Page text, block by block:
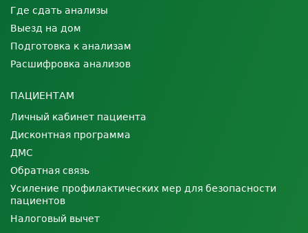
Где сдать анализы
Выезд на дом
Подготовка к анализам
Расшифровка анализов
ПАЦИЕНТАМ
Личный кабинет пациента
Дисконтная программа
ДМС
Обратная связь
Усиление профилактических мер для безопасности
пациентов
Налоговый вычет